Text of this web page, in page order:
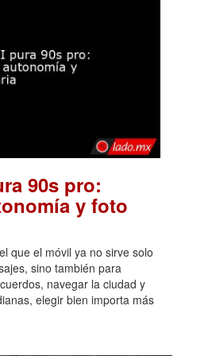
90s pro:
y foto
que el móvil ya no sirve solo
sino también para
navegar la ciudad y
elegir bien importa más